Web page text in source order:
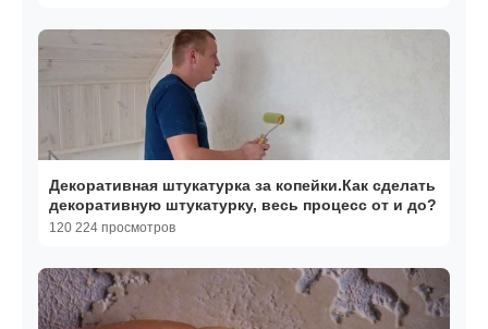
Декоративная штукатурка за копейки.Как сделать
декоративную штукатурку, весь процесс от и до?
120 224 просмотров